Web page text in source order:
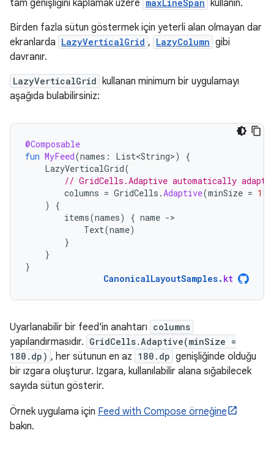
tam genişliğini kaplamak üzere maxLineSpan
kullanın.
Birden fazla sütun göstermek için yeterli alan olmayan dar
ekranlarda LazyVerticalGrid , LazyColumn gibi
davranır.
LazyVerticalGrid
kullanan minimum bir uygulamayı
aşağıda bulabilirsiniz:
@Composable
fun MyFeed(names : List<String>)
{
LazyVerticalGrid(
// GridCells.Adaptive automatically adapts
columns = GridCells . Adaptive(minSize =
)
{
items(names) { name -
Text(name)
}
}
}
CanonicalLayoutSamples. kt
Uyarlanabilir bir feed'in anahtarı columns
yapılandırmasıdır. GridCells.Adaptive(minSize =
180.dp) , her sütunun en az 180.dp genişliğinde olduğu
bir ızgara oluşturur. Izgara, kullanılabilir alana sığabilecek
sayıda sütun gösterir.
Örnek uygulama için Feed with Compose örneğine
bakın.